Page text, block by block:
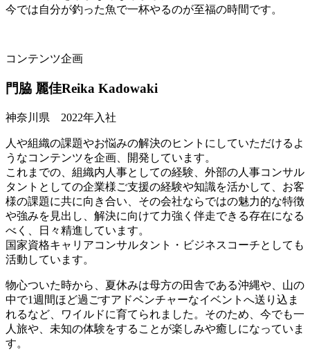
今では自分が釣った魚で一杯やるのが至福の時間です。
コンテンツ企画
門脇 麗佳Reika Kadowaki
神奈川県 2022年入社
人や組織の課題やお悩みの解決のヒントにしていただけるよ
うなコンテンツを企画、開発しています。
これまでの、組織内人事としての経験、外部の人事コンサル
タントとしての企業様ご支援の経験や知識を活かして、お客
様の課題に共に向き合い、その会社ならではの魅力的な特徴
や強みを見出し、解決に向けて力強く伴走できる存在になる
べく、日々精進しています。
国家資格キャリアコンサルタント・ビジネスコーチとしても
活動しています。
物心ついた時から、夏休みは母方の田舎である沖縄や、山の
中で1週間ほど過ごすアドベンチャーなイベントへ送り込ま
れるなど、ワイルドに育てられました。そのため、今でも一
人旅や、未知の体験をすることが楽しみや癒しになっていま
す。